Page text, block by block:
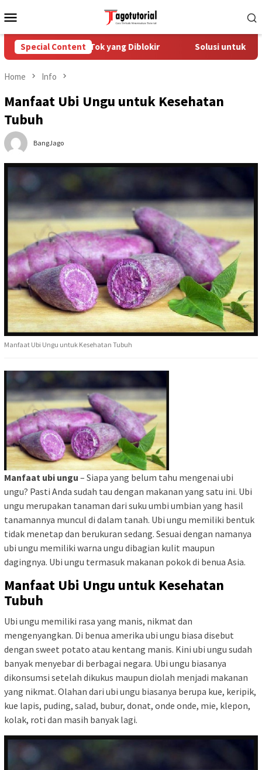
to
Menu
Special Content
Akun TikTok yang Diblokir Solusi untuk Akun
Home Info
Manfaat Ubi Ungu untuk Kesehatan
Tubuh
BangJago
Manfaat Ubi Ungu untuk Kesehatan Tubuh
Manfaat ubi ungu – Siapa yang belum tahu mengenai ubi
ungu? Pasti Anda sudah tau dengan makanan yang satu ini. Ubi
ungu merupakan tanaman dari suku umbi umbian yang hasil
tanamannya muncul di dalam tanah. Ubi ungu memiliki bentuk
tidak menetap dan berukuran sedang. Sesuai dengan namanya
ubi ungu memiliki warna ungu dibagian kulit maupun
dagingnya. Ubi ungu termasuk makanan pokok di benua Asia.
Manfaat Ubi Ungu untuk Kesehatan
Tubuh
Ubi ungu memiliki rasa yang manis, nikmat dan
mengenyangkan. Di benua amerika ubi ungu biasa disebut
dengan sweet potato atau kentang manis. Kini ubi ungu sudah
banyak menyebar di berbagai negara. Ubi ungu biasanya
dikonsumsi setelah dikukus maupun diolah menjadi makanan
yang nikmat. Olahan dari ubi ungu biasanya berupa kue, keripik,
kue lapis, puding, salad, bubur, donat, onde onde, mie, klepon,
kolak, roti dan masih banyak lagi.